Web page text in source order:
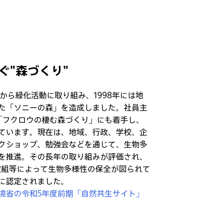
"森づくり"
ら緑化活動に取り組み、1998年には地
「ソニーの森」を造成しました。社員主
クロウの棲む森づくり」にも着手し、
います。現在は、地域、行政、学校、企
ショップ、勉強会などを通じて、生物多
進。その長年の取り組みが評価され、
等によって生物多様性の保全が図られて
認定されました。
の令和5年度前期「自然共生サイト」